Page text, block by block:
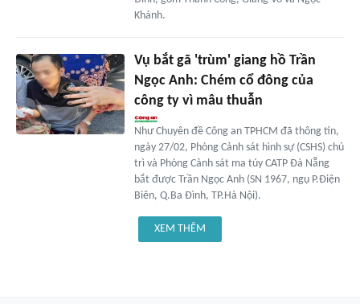
Khánh.
Vụ bắt gã 'trùm' giang hồ Trần
Ngọc Anh: Chém cổ đông của
công ty vì mâu thuẫn
Như Chuyên đề Công an TPHCM đã thông tin,
ngày 27/02, Phòng Cảnh sát hình sự (CSHS) chủ
trì và Phòng Cảnh sát ma túy CATP Đà Nẵng
bắt được Trần Ngọc Anh (SN 1967, ngụ P.Điện
Biên, Q.Ba Đình, TP.Hà Nội).
XEM THÊM